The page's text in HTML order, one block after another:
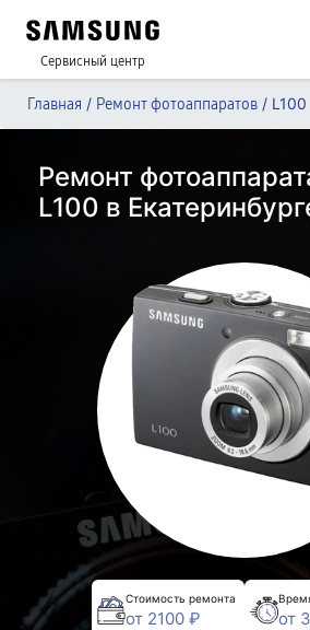
Сервисный центр
Главная / Ремонт фотоаппаратов / L100
Ремонт
L100 в
Стоимость ремонта
от 2100 ₽ от